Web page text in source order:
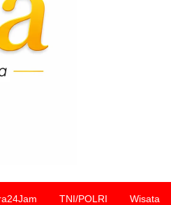
TNI/POLRI Wisata